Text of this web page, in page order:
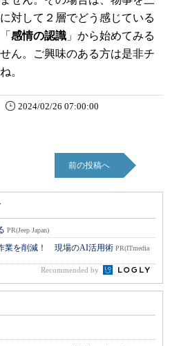
対して２層でどう感じている
感情の認識 」から始めてみる
ん。ご興味のある方は是非チ
。
2024/02/26 07:00:00
前の投稿へ
PR(Jeep Japan)
業を削減！ 現場のAI活用術 PR(ITmedia
Recommended by